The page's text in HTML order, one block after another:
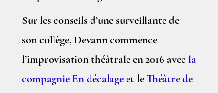
Sur les conseils d’une surveillante de
son collège, Devann commence
l’improvisation théâtrale en 2016 avec la
compagnie En décalageet le Théâtre de